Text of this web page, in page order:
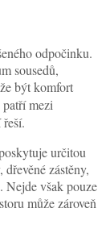
je kvalita
několika
terén
být stabilní,
terasa
U některých